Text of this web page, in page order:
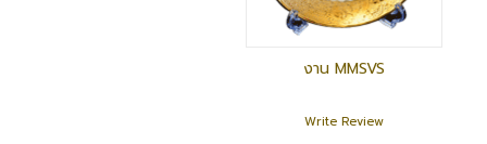
งาน MMSVS
Write Review